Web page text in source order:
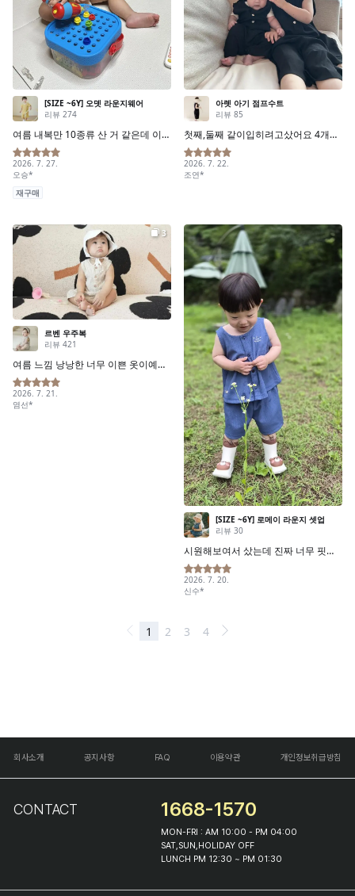
회사소개 공지사항 FAQ 이용약관 개인정보취급방침
CONTACT 1668-1570
MON-FRI : AM 10:00 - PM 04:00
SAT,SUN,HOLIDAY OFF
LUNCH PM 12:30 ~ PM 01:30